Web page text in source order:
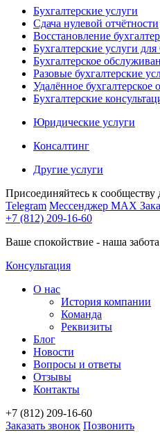
Бухгалтерские услуги
Сдача нулевой отчётности
Восстановление
Бухгалтерские услуги
Бухгалтерское
Разовые бухгалтерские
Удалённое бухгалтерское
Бухгалтерские
Юридические услуги
Консалтинг
Другие услуги
Присоединяйтесь к
Telegram Мессенджер MAX
+7 (812) 209-16-60
Ваше спокойствие - наша
Консультация
О нас
История компании
Команда
Реквизиты
Блог
Новости
Вопросы и ответы
Отзывы
Контакты
+7 (812) 209-16-60
Заказать звонок Позвонить